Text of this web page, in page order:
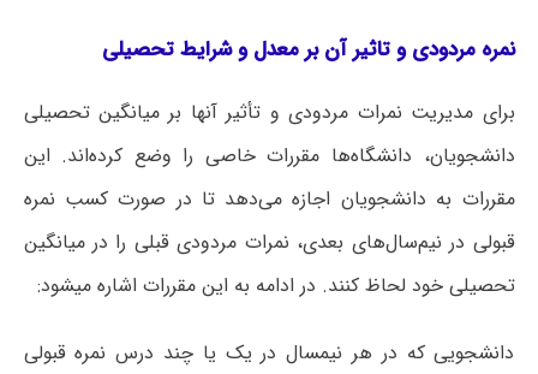
نمره مردودی و تاثیر آن بر معدل و شرایط تحصیلی
برای مدیریت نمرات مردودی و تأثیر آنها بر میانگین تحصیلی
دانشجویان، دانشگاه‌ها مقررات خاصی را وضع کرده‌اند. این
مقررات به دانشجویان اجازه می‌دهد تا در صورت کسب نمره
قبولی در نیم‌سال‌های بعدی، نمرات مردودی قبلی را در میانگین
تحصیلی خود لحاظ کنند. در ادامه به این مقررات اشاره میشود:
دانشجویی که در هر نیمسال در یک یا چند درس نمره قبولی